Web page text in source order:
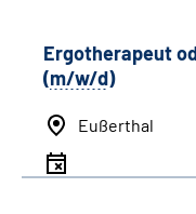
Ergotherapeut
(m/w/d)
Eußerthal